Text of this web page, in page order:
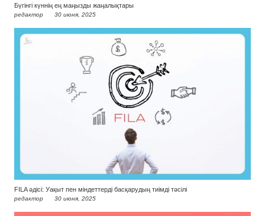
Бүгінгі күннің ең маңызды жаңалықтары
редактор 30 июня, 2025
FILA әдісі: Уақыт пен міндеттерді басқарудың тиімді тәсілі
редактор 30 июня, 2025